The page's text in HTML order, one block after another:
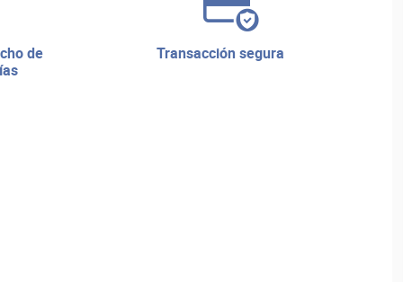
transacción segura